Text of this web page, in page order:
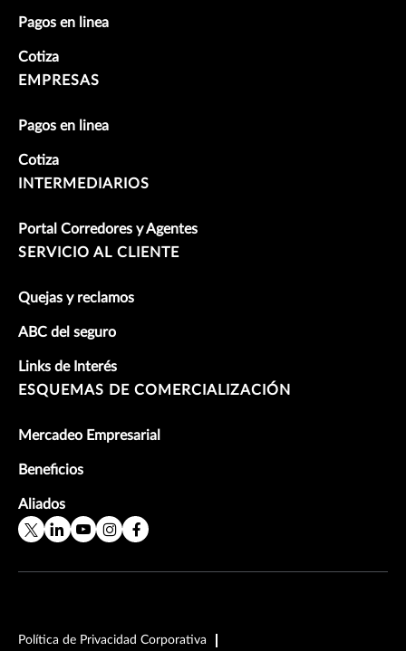
Pagos en linea
Cotiza
EMPRESAS
Pagos en linea
Cotiza
INTERMEDIARIOS
Portal Corredores y Agentes
SERVICIO AL CLIENTE
Quejas y reclamos
ABC del seguro
Links de Interés
ESQUEMAS DE COMERCIALIZACIÓN
Mercadeo Empresarial
Beneficios
Aliados
Política de Privacidad Corporativa